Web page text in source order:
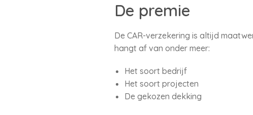
De premie
De CAR-verzekering is altijd
hangt af van onder meer:
Het soort bedrijf
Het soort projecten
De gekozen dekking